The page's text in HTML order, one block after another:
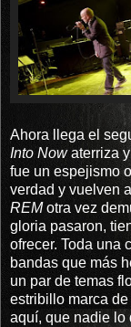
Ahora llega el
Into Nowaterriza
fue un espejismo
verdad y vuelven
REMotra vez
gloria pasaron,
ofrecer. Toda una
bandas que más
un par de temas
estribillo marca
aquí, que nadie lo